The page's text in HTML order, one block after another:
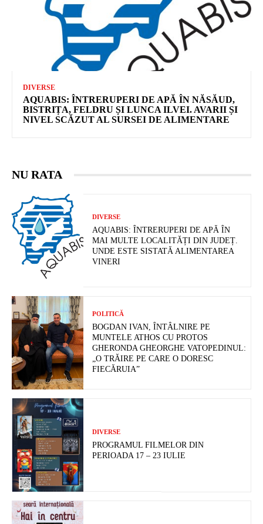
DIVERSE
AQUABIS: ÎNTRERUPERI DE APĂ ÎN NĂSĂUD,
BISTRIȚA, FELDRU ȘI LUNCA ILVEI. AVARII ȘI
NIVEL SCĂZUT AL SURSEI DE ALIMENTARE
NU RATA
DIVERSE
AQUABIS: ÎNTRERUPERI DE APĂ ÎN
MAI MULTE LOCALITĂȚI DIN JUDEȚ.
UNDE ESTE SISTATĂ ALIMENTAREA
VINERI
POLITICĂ
BOGDAN IVAN, ÎNTÂLNIRE PE
MUNTELE ATHOS CU PROTOS
GHERONDA GHEORGHE VATOPEDINUL:
„O TRĂIRE PE CARE O DORESC
FIECĂRUIA”
DIVERSE
PROGRAMUL FILMELOR DIN
PERIOADA 17 – 23 IULIE